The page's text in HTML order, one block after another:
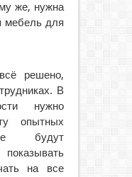
же, нужна
мебель для
решено,
В
нужно
опытных
будут
на все